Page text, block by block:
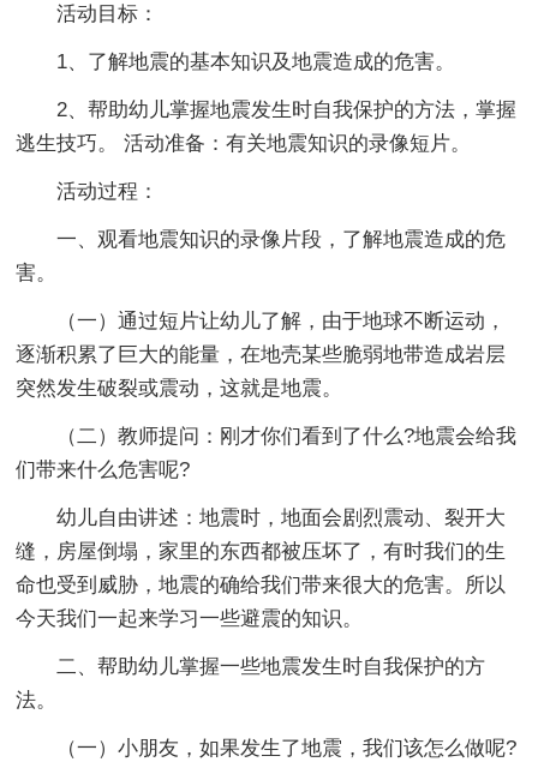
活动目标：
1、了解地震的基本知识及地震造成的危害。
2、帮助幼儿掌握地震发生时自我保护的方法，掌握
逃生技巧。 活动准备：有关地震知识的录像短片。
活动过程：
一、观看地震知识的录像片段，了解地震造成的危
害。
（一）通过短片让幼儿了解，由于地球不断运动，
逐渐积累了巨大的能量，在地壳某些脆弱地带造成岩层
突然发生破裂或震动，这就是地震。
（二）教师提问：刚才你们看到了什么?地震会给我
们带来什么危害呢?
幼儿自由讲述：地震时，地面会剧烈震动、裂开大
缝，房屋倒塌，家里的东西都被压坏了，有时我们的生
命也受到威胁，地震的确给我们带来很大的危害。所以
今天我们一起来学习一些避震的知识。
二、帮助幼儿掌握一些地震发生时自我保护的方
法。
（一）小朋友，如果发生了地震，我们该怎么做呢?